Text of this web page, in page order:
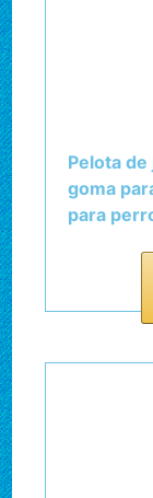
Pelota
goma
para